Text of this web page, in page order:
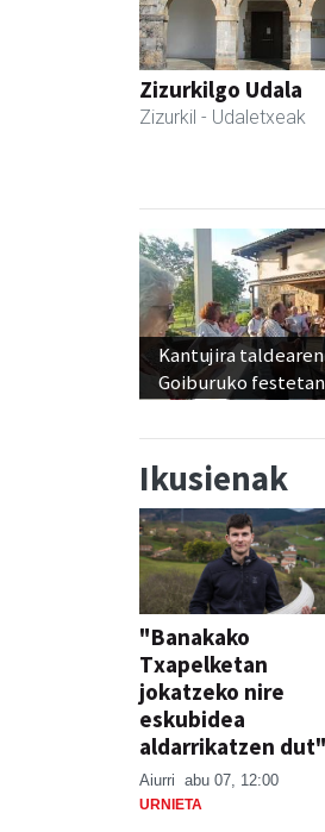
Zizurkilgo Udala
Zizurkil - Udaletxeak
Kantujira taldearen
Goiburuko festetan
Ikusienak
"Banakako
Txapelketan
jokatzeko nire
eskubidea
aldarrikatzen dut"
Aiurri abu 07, 12:00
URNIETA